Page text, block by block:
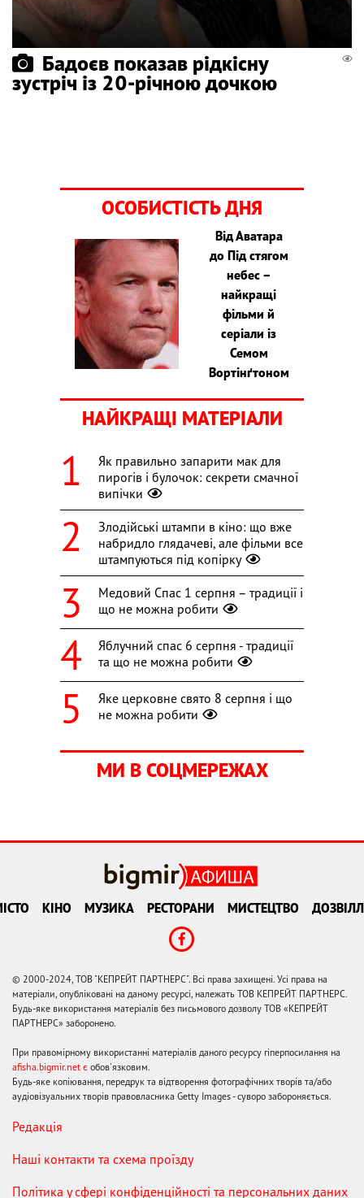
Бадоєв показав рідкісну
зустріч із 20-річною дочкою
ОСОБИСТІСТЬ ДНЯ
Від Аватара
до Під стягом
небес –
найкращі
фільми й
серіали із
Семом
Вортінґтоном
НАЙКРАЩІ МАТЕРІАЛИ
Як правильно запарити мак для
пирогів і булочок: секрети смачної
випічки
Злодійські штампи в кіно: що вже
набридло глядачеві, але фільми все
штампуються під копірку
Медовий Спас 1 серпня – традиції і
що не можна робити
Яблучний спас 6 серпня - традиції
та що не можна робити
Яке церковне свято 8 серпня і що
не можна робити
МИ В СОЦМЕРЕЖАХ
КІНО МУЗИКА РЕСТОРАНИ МИСТЕЦТВО
© 2000-2024, ТОВ "КЕПРЕЙТ ПАРТНЕРС". Всі права захищені. Усі права на
матеріали, опубліковані на даному ресурсі, належать ТОВ КЕПРЕЙТ ПАРТНЕРС.
Будь-яке використання матеріалів без письмового дозволу ТОВ «КЕПРЕЙТ
ПАРТНЕРС» заборонено.
При правомірному використанні матеріалів даного ресурсу гіперпосилання на
afisha.bigmir.net є обов'язковим.
Будь-яке копіювання, передрук та відтворення фотографічних творів та/або
аудіовізуальних творів правовласника Getty Images - суворо забороняється.
Редакція
Наші контакти та схема проїзду
Політика у сфері конфіденційності та персональних даних